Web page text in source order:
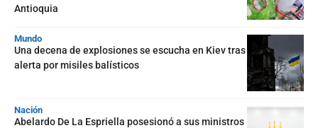
Antioquia
Mundo
Una decena de explosiones se escucha en Kiev tras
alerta por misiles balísticos
Nación
Abelardo De La Espriella posesionó a sus ministros